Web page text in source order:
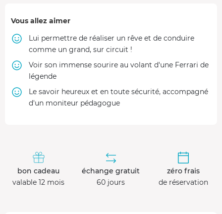
Vous allez aimer
Lui permettre de réaliser un rêve et de conduire
comme un grand, sur circuit !
Voir son immense sourire au volant d'une Ferrari de
légende
Le savoir heureux et en toute sécurité, accompagné
d'un moniteur pédagogue
bon cadeau
valable 12 mois
échange gratuit
60 jours
zéro frais
de réservation